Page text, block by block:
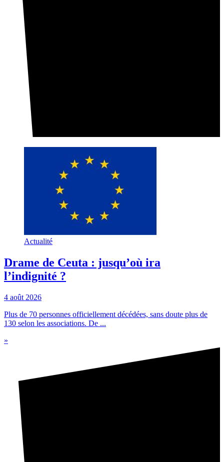
Actualité
Drame de Ceuta : jusqu’où ira
l’indignité ?
4 août 2026
Plus de 70 personnes officiellement décédées, sans doute plus de
130 selon les associations. De ...
»